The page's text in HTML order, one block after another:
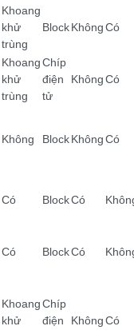
Khoang
khử
trùng
BlockKhôngCó
Khoang
khử
trùng
Chíp
điện
tử
KhôngCó
Không BlockKhôngCó
Có BlockCó
Có BlockCó
Khoang
khử
Chíp
điện
KhôngCó